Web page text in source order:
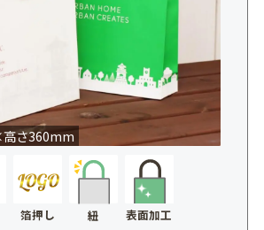
さ360mm
箔押し 紐 表面加工